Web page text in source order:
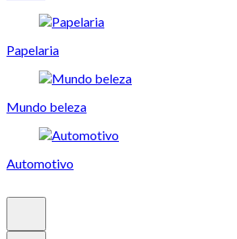
Papelaria
Mundo beleza
Automotivo